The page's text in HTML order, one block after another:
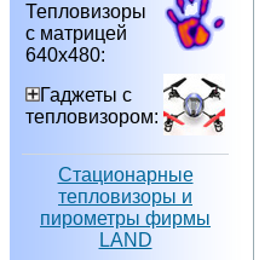
Тепловизоры
с матрицей
640х480:
Гаджеты с
тепловизором:
Стационарные
тепловизоры и
пирометры фирмы
LAND